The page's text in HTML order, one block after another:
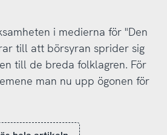
i medierna för "Den
till att börsyran sprider sig
till de breda folklagren. För
man nu upp ögonen för